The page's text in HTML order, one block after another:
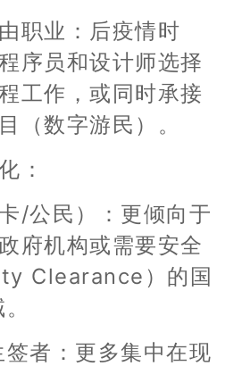
职业：后疫情时
序员和设计师选择
工作，或同时承接
（数字游民）。
：
/公民）：更倾向于
府机构或需要安全
Clearance）的国
者：更多集中在现